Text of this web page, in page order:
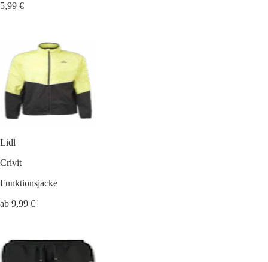
5,99 €
Lidl
Crivit
Funktionsjacke
ab 9,99 €